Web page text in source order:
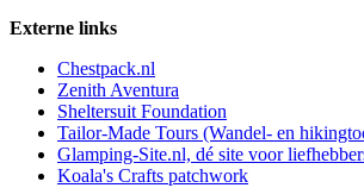
Externe links
Chestpack.nl
Zenith Aventura
Sheltersuit Foundation
Tailor-Made Tours (Wandel- en
Glamping-Site.nl, dé site voor
Koala's Crafts patchwork